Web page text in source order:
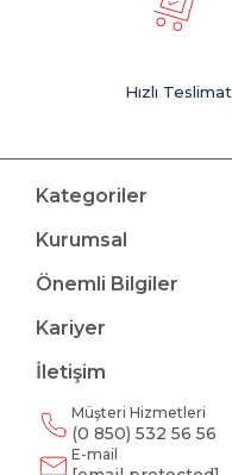
Hızlı Teslimat
Kategoriler
Kurumsal
Önemli Bilgiler
Kariyer
İletişim
Müşteri Hizmetleri
(0 850) 532 56 56
E-mail